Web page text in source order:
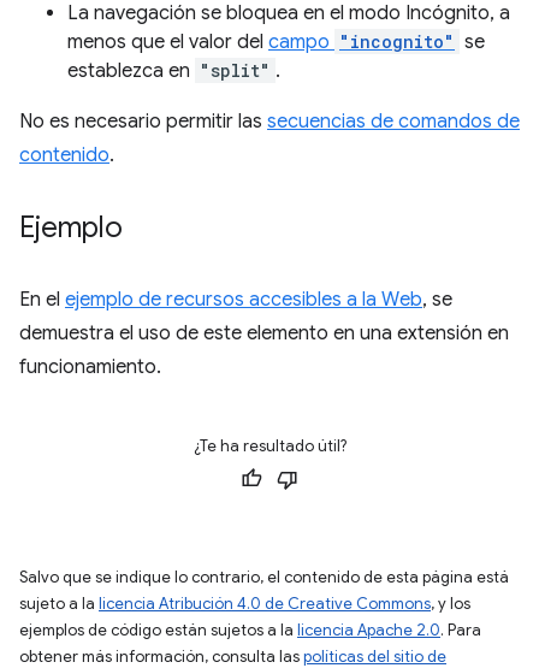
La navegación se bloquea en el modo Incógnito, a
menos que el valor del campo "incognito" se
establezca en "split" .
No es necesario permitir las secuencias de comandos de
contenido.
Ejemplo
En el ejemplo de recursos accesibles a la Web, se
demuestra el uso de este elemento en una extensión en
funcionamiento.
¿Te ha resultado útil?
Salvo que se indique lo contrario, el contenido de esta página está
sujeto a la licencia Atribución 4.0 de Creative Commons, y los
ejemplos de código están sujetos a la licencia Apache 2.0. Para
obtener más información, consulta laspolíticas del sitio de